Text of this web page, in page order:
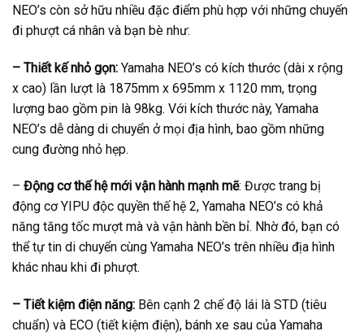
NEO’s còn sở hữu nhiều đặc điểm phù hợp với những chuyến
đi phượt cá nhân và bạn bè như:
– Thiết kế nhỏ gọn: Yamaha NEO’s có kích thước (dài x rộng
x cao) lần lượt là 1875mm x 695mm x 1120 mm, trọng
lượng bao gồm pin là 98kg. Với kích thước này, Yamaha
NEO’s dễ dàng di chuyển ở mọi địa hình, bao gồm những
cung đường nhỏ hẹp.
– Động cơ thế hệ mới vận hành mạnh mẽ: Được trang bị
động cơ YIPU độc quyền thế hệ 2, Yamaha NEO’s có khả
năng tăng tốc mượt mà và vận hành bền bỉ. Nhờ đó, bạn có
thể tự tin di chuyển cùng Yamaha NEO’s trên nhiều địa hình
khác nhau khi đi phượt.
– Tiết kiệm điện năng: Bên cạnh 2 chế độ lái là STD (tiêu
chuẩn) và ECO (tiết kiệm điện), bánh xe sau của Yamaha